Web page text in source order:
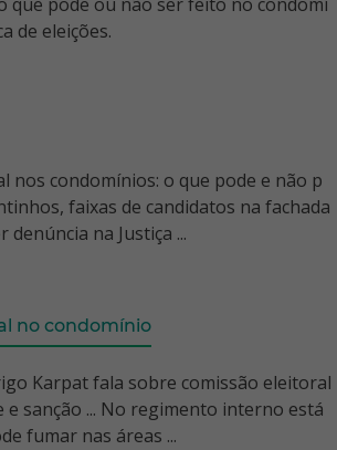
de eleições.
nos condomínios: o que pode e não p
faixas de candidatos na fachada
denúncia na Justiça ...
no condomínio
Karpat fala sobre comissão eleitoral
sanção ... No regimento interno está
fumar nas áreas ...